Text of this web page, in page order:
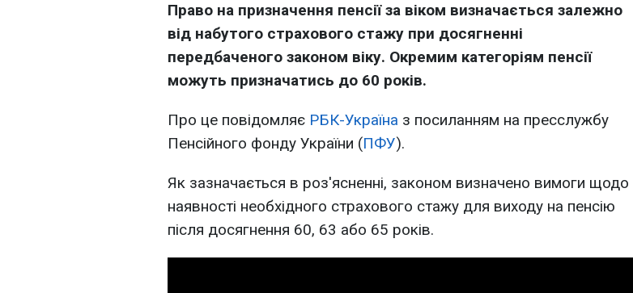
Право на призначення пенсії за віком визначається залежно
від набутого страхового стажу при досягненні
передбаченого законом віку. Окремим категоріям пенсії
можуть призначатись до 60 років.
Про це повідомляє РБК-Україна з посиланням на пресслужбу
Пенсійного фонду України (ПФУ).
Як зазначається в роз'ясненні, законом визначено вимоги щодо
наявності необхідного страхового стажу для виходу на пенсію
після досягнення 60, 63 або 65 років.